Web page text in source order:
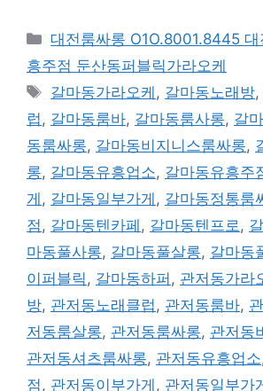
카
테
고
리
대전룸싸롱 O1O.8001.8445
흥주점 둔산동퍼블릭가라오케
태
그
갈마동가라오케 , 갈마동노래방,
럽 , 갈마동룸바, 갈마동룸사롱, 갈
동룸싸롱, 갈마동비지니스룸싸롱,
롱, 갈마동유흥업소, 갈마동유흥주
게 , 갈마동일부가게 , 갈마동정통룸
점 , 갈마동텐카페 , 갈마동텐프로 ,
마동풀사롱, 갈마동풀살롱, 갈마동
이퍼블릭 , 갈마동하퍼 , 관저동가라
방, 관저동노래클럽 , 관저동룸바,
저동룸살롱, 관저동룸싸롱, 관저동
관저동셔츠룸싸롱, 관저동유흥업소
점 , 관저동이부가게 , 관저동일부가